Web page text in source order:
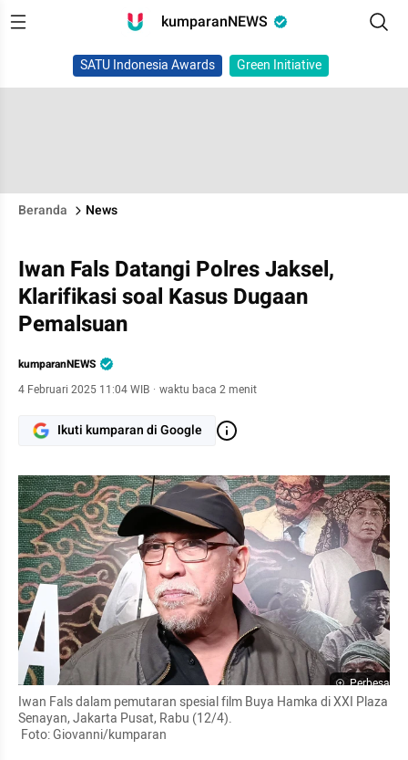
kumparanNEWS
SATU Indonesia Awards Green Initiative
Beranda News
Iwan Fals Datangi Polres Jaksel,
Klarifikasi soal Kasus Dugaan
Pemalsuan
kumparanNEWS
4 Februari 2025 11:04 WIB · waktu baca 2 menit
Ikuti kumparan di Google
Perbesar
Iwan Fals dalam pemutaran spesial film Buya Hamka di XXI Plaza
Senayan, Jakarta Pusat, Rabu (12/4).
Foto: Giovanni/kumparan